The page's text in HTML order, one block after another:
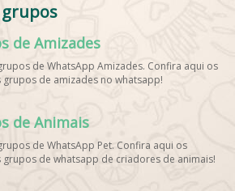
grupos
de Amizades
de WhatsApp Amizades. Confira aqui os
grupos de amizades no whatsapp!
de Animais
de WhatsApp Pet. Confira aqui os
grupos de whatsapp de criadores de animais!